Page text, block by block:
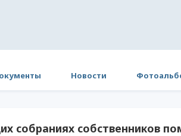
Новости
собраниях собственников